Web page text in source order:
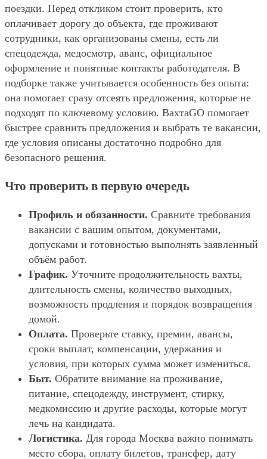
поездки. Перед откликом стоит проверить, кто
оплачивает дорогу до объекта, где проживают
сотрудники, как организованы смены, есть ли
спецодежда, медосмотр, аванс, официальное
оформление и понятные контакты работодателя. В
подборке также учитывается особенность без опыта:
она помогает сразу отсеять предложения, которые не
подходят по ключевому условию. ВахтаGO помогает
быстрее сравнить предложения и выбрать те вакансии,
где условия описаны достаточно подробно для
безопасного решения.
Что проверить в первую очередь
Профиль и обязанности. Сравните требования
вакансии с вашим опытом, документами,
допусками и готовностью выполнять заявленный
объём работ.
График. Уточните продолжительность вахты,
длительность смены, количество выходных,
возможность продления и порядок возвращения
домой.
Оплата. Проверьте ставку, премии, авансы,
сроки выплат, компенсации, удержания и
условия, при которых сумма может измениться.
Быт. Обратите внимание на проживание,
питание, спецодежду, инструмент, стирку,
медкомиссию и другие расходы, которые могут
лечь на кандидата.
Логистика. Для города Москва важно понимать
место сбора, оплату билетов, трансфер, дату